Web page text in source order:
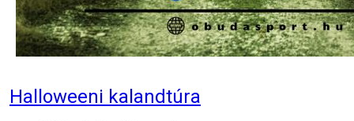
Halloweeni kalandtúra